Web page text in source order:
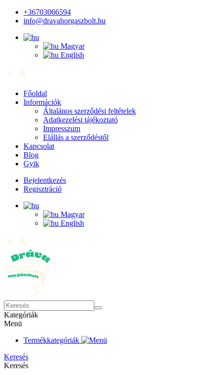
+36703066594
info@dravahorgaszbolt.hu
Magyar
English
Főoldal
Információk
Általános szerződési feltételek
Adatkezelési tájékoztató
Impresszum
Elállás a szerződéstől
Kapcsolat
Blog
Gyik
Bejelentkezés
Regisztráció
Magyar
English
Kategóriák
Menü
Termékkategóriák
Keresés
Keresés